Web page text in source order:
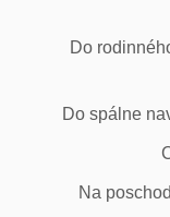
Do
Do spálne
Na